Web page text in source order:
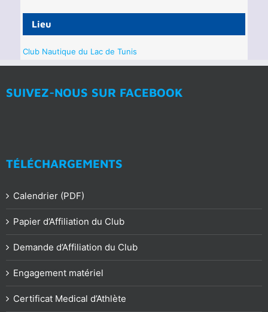
Lieu
Club Nautique du Lac de Tunis
SUIVEZ-NOUS SUR FACEBOOK
TÉLÉCHARGEMENTS
Calendrier (PDF)
Papier d’Affiliation du Club
Demande d’Affiliation du Club
Engagement matériel
Certificat Medical d’Athlète